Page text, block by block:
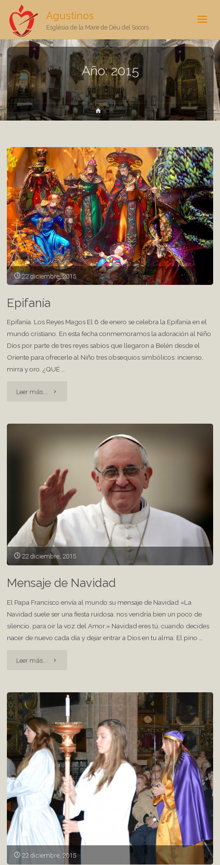
Agustinos
Església de la Mare de Déu del Socors
Año:2015
Inicio2015
22 diciembre, 2015
Epifanía
Epifanía. Los Reyes Magos El 6 de enero se celebra la Epifanía en el
mundo cristiano. En esta fecha conmemoramos la adoración al Niño
Dios por parte de tres reyes sabios que llegaron a Belén desde el
Oriente para ofrecerle al Niño tres obsequios simbólicos: incienso,
mirra y oro. ¿QUÉ …
Leer más... "Epifanía"
22 diciembre, 2015
Mensaje de Navidad
El Papa Francisco envía al mundo su mensaje de Navidad «La
Navidad suele ser una fiesta ruidosa: nos vendría bien un poco de
silencio, para oir la voz del Amor.» Navidad eres tú, cuando decides
nacer de nuevo cada día y dejar entrar a Dios en tu alma. El pino …
Leer más... "Mensaje
Navidad"
22 diciembre, 2015